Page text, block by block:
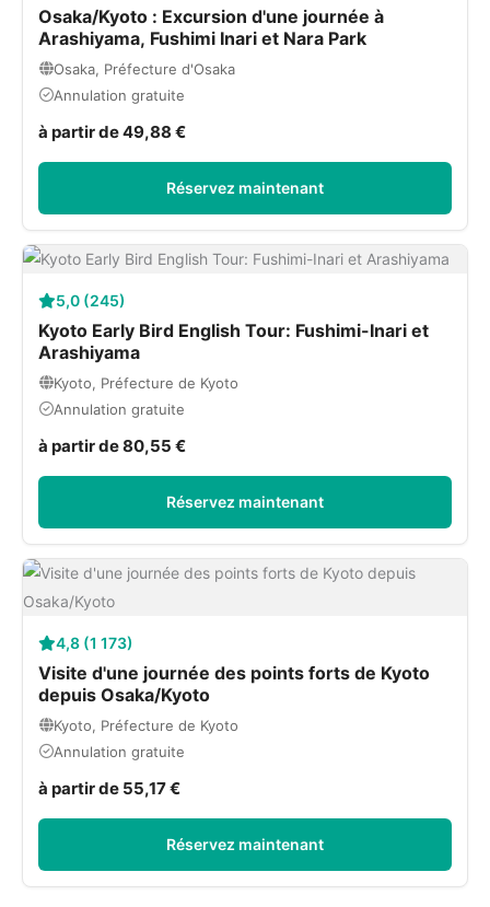
Osaka/Kyoto : Excursion d'une journée à
Arashiyama, Fushimi Inari et Nara Park
Osaka, Préfecture d'Osaka
Annulation gratuite
à partir de 49,88 €
Réservez maintenant
5,0 (245)
Kyoto Early Bird English Tour: Fushimi-Inari et
Arashiyama
Kyoto, Préfecture de Kyoto
Annulation gratuite
à partir de 80,55 €
Réservez maintenant
4,8 (1 173)
Visite d'une journée des points forts de Kyoto
depuis Osaka/Kyoto
Kyoto, Préfecture de Kyoto
Annulation gratuite
à partir de 55,17 €
Réservez maintenant